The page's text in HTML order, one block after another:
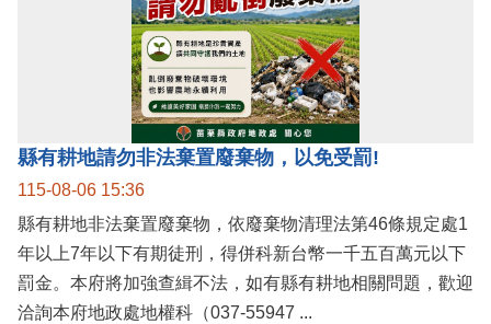
縣有耕地請勿非法棄置廢棄物，以免受罰!
115-08-06 15:36
縣有耕地非法棄置廢棄物，依廢棄物清理法第46條規定處1
年以上7年以下有期徒刑，得併科新台幣一千五百萬元以下
罰金。本府將加強查緝不法，如有縣有耕地相關問題，歡迎
洽詢本府地政處地權科（037-55947 ...